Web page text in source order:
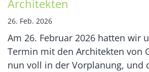
Architekten
26. Feb. 2026
Am 26. Februar 2026 hatten wir
Termin mit den Architekten von
nun voll in der Vorplanung, und